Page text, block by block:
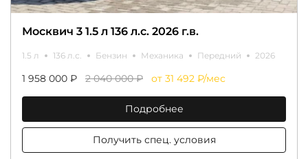
Москвич 3 1.5 л 136 л.с. 2026 г.в.
1.5 л 136 л.с. Бензин Механика Передний 2026
1 958 000 ₽ 2 040 000 ₽ от 31 492 ₽/мес
Подробнее
Получить спец. условия